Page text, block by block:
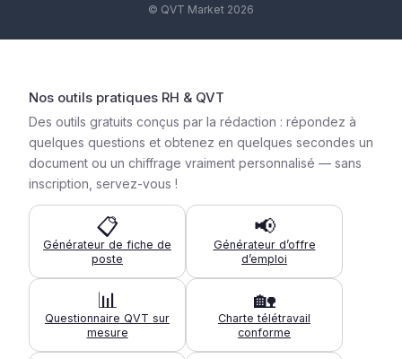
© QVT Market 2026
Nos outils pratiques RH & QVT
Des outils gratuits conçus par la rédaction : répondez à
quelques questions et obtenez en quelques secondes un
document ou un chiffrage vraiment personnalisé — sans
inscription, servez-vous !
📋
Générateur de fiche de
poste
📢
Générateur d’offre
d’emploi
📊
Questionnaire QVT sur
mesure
🏡
Charte télétravail
conforme